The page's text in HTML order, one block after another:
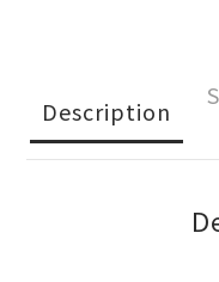
Description